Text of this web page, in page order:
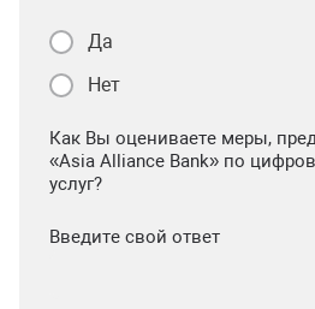
Да
Нет
Как Вы оцениваете меры,
«Asia Alliance Bank» по
услуг?
Введите свой ответ